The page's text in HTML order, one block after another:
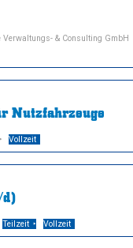
Verwaltungs- & Consulting GmbH
Nutzfahrzeuge
Vollzeit
Teilzeit Vollzeit